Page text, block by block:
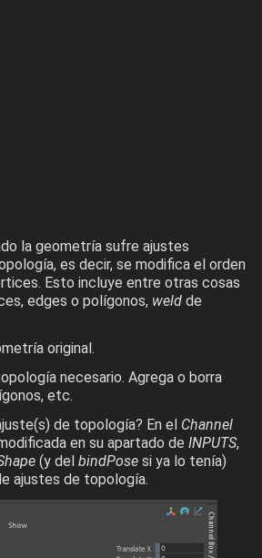
la geometría sufre ajustes
es decir, se modifica el orden
Esto incluye entre otras cosas
edges o polígonos, weld de
original.
necesario. Agrega o borra
etc.
de topología? En el Channel
en su apartado de INPUTS,
(y del bindPose si ya lo tenía)
ajustes de topología.